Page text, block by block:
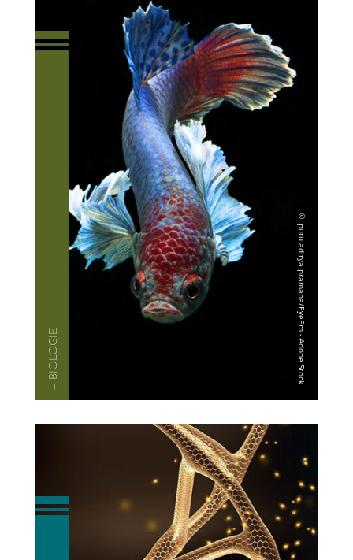
— BIOLO­GIE